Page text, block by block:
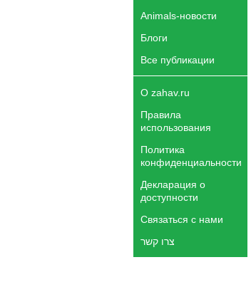
Animals-новости
Блоги
Все публикации
О zahav.ru
Правила
использования
Политика
конфиденциальности
Декларация о
доступности
Связаться с нами
צרו קשר